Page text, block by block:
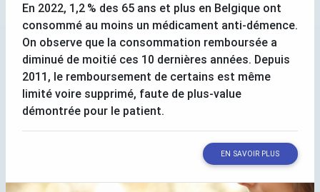
En 2022, 1,2 % des 65 ans et plus en Belgique ont
consommé au moins un médicament anti-démence.
On observe que la consommation remboursée a
diminué de moitié ces 10 dernières années. Depuis
2011, le remboursement de certains est même
limité voire supprimé, faute de plus-value
démontrée pour le patient.
EN SAVOIR PLUS